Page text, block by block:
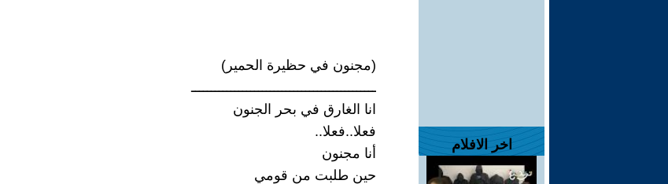
اخر الافلام
(مجنون في حظيرة الحمير)
ـــــــــــــــــــــــــــــــــــــــــــــــ
انا الغارق في بحر الجنون
فعلا..فعلا..
أنا مجنون
حين طلبت من قومي